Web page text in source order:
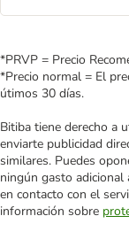
*PRVP = Precio
*Precio normal = El
útimos 30 días.
Bitiba tiene derecho a
enviarte publicidad
similares. Puedes
ningún gasto
en contacto con el
información sobre